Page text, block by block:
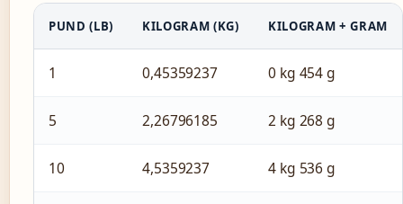
PUND (LB) KILOGRAM (KG) KILOGRAM + GRAM
1 0,45359237 0 kg 454 g
5 2,26796185 2 kg 268 g
10 4,5359237 4 kg 536 g